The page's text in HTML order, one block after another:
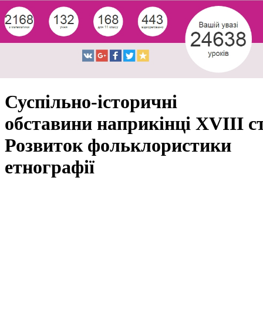
Суспільно-історичні
обставини наприкінці XVIII
Розвиток фольклористики
етнографії